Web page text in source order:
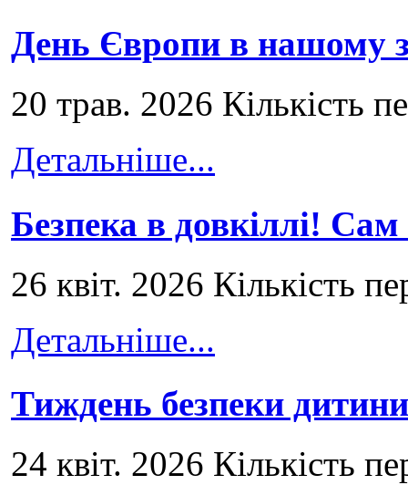
День Європи в нашому
20 трав. 2026 Кількість
Детальніше...
Безпека в довкіллі!
26 квіт. 2026 Кількість
Детальніше...
Тиждень безпеки
24 квіт. 2026 Кількість